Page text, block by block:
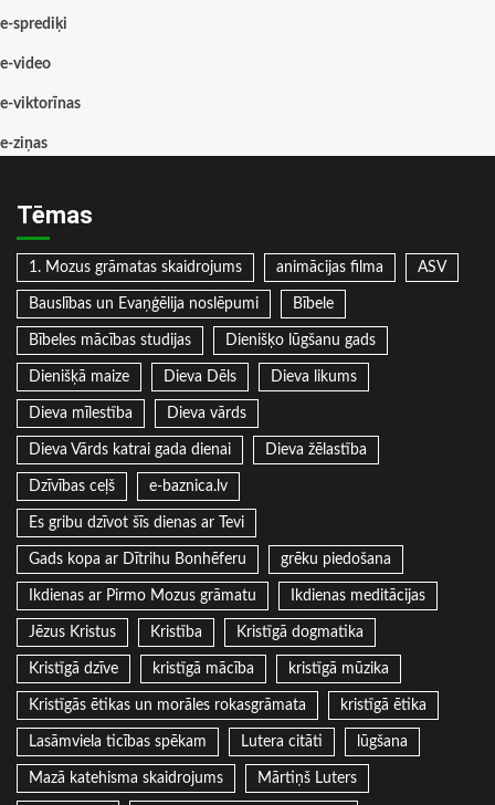
e-sprediķi
e-video
e-viktorīnas
e-ziņas
Tēmas
1. Mozus grāmatas skaidrojums animācijas filma ASV
Bauslības un Evaņģēlija noslēpumi Bībele
Bībeles mācības studijas Dienišķo lūgšanu gads
Dienišķā maize Dieva Dēls Dieva likums
Dieva mīlestība Dieva vārds
Dieva Vārds katrai gada dienai Dieva žēlastība
Dzīvības ceļš e-baznica.lv
Es gribu dzīvot šīs dienas ar Tevi
Gads kopa ar Dītrihu Bonhēferu grēku piedošana
Ikdienas ar Pirmo Mozus grāmatu Ikdienas meditācijas
Jēzus Kristus Kristība Kristīgā dogmatika
Kristīgā dzīve kristīgā mācība kristīgā mūzika
Kristīgās ētikas un morāles rokasgrāmata kristīgā ētika
Lasāmviela ticības spēkam Lutera citāti lūgšana
Mazā katehisma skaidrojums Mārtiņš Luters